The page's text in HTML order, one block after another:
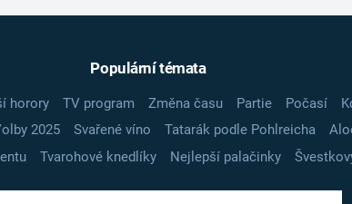
Populární témata
horory TV program Změna času Partie Počasí
2025 Svařené víno Tatarák podle Pohlreicha
Tvarohové knedlíky Nejlepší palačinky